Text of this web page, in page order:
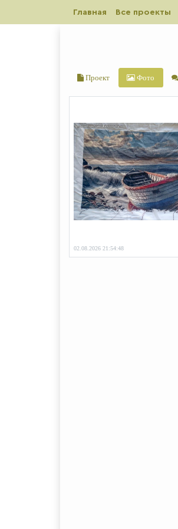
Главная Все проекты
Проект Фото
02.08.2026 21:54:48